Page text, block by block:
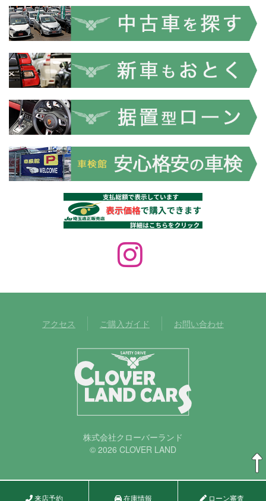
アクセス ご購入ガイド お問い合わせ
株式会社クローバーランド
© 2026 CLOVER LAND
来店予約 在庫情報 ローン審査